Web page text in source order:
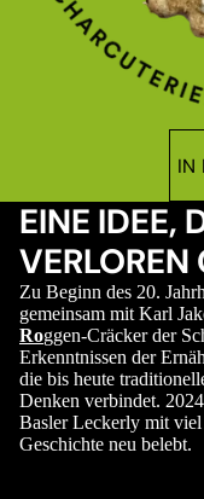
IN
EINE IDEE,
Zu Beginn des 20.
gemeinsam mit Karl
Roggen-Cräcker der
Erkenntnissen der
die bis heute
Denken verbindet.
Basler Leckerly mit
Geschichte neu belebt.